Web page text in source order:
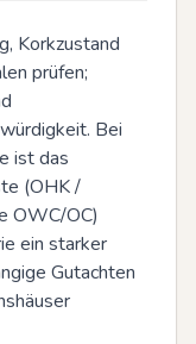
Korkzustand
prüfen;
Bei
ist das
(OHK /
OWC/OC)
ein starker
Gutachten